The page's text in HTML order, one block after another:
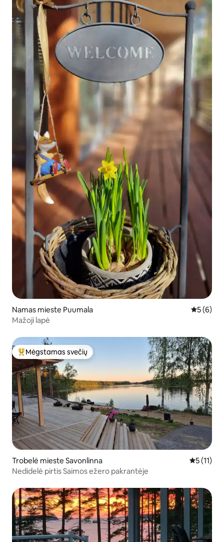
Namas mieste Puumala Vidutinis
5 (6)
Mažoji lapė
Svečių mėgstamiausias
Mėgstamas svečių
Trobelė mieste Savonlinna Vidutinis
5 (11)
Nedidelė pirtis Saimos ežero pakrantėje